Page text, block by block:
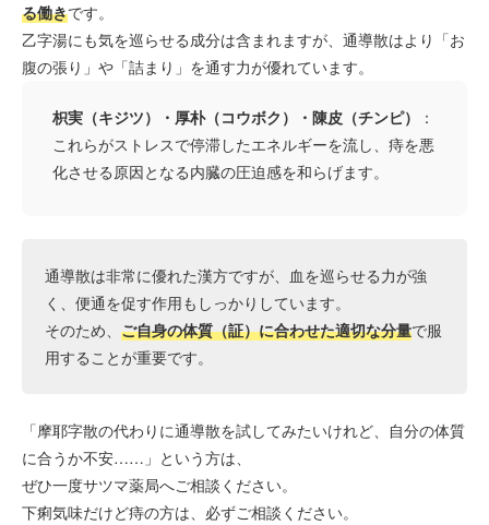
る働きです。
乙字湯にも気を巡らせる成分は含まれますが、通導散はより「お
腹の張り」や「詰まり」を通す力が優れています。
枳実（キジツ）・厚朴（コウボク）・陳皮（チンピ）
：
これらがストレスで停滞したエネルギーを流し、痔を悪
化させる原因となる内臓の圧迫感を和らげます。
通導散は非常に優れた漢方ですが、血を巡らせる力が強
く、便通を促す作用もしっかりしています。
そのため、 ご自身の体質（証）に合わせた適切な分量で服
用することが重要です。
「摩耶字散の代わりに通導散を試してみたいけれど、自分の体質
に合うか不安……」という方は、
ぜひ一度サツマ薬局へご相談ください。
下痢気味だけど痔の方は、必ずご相談ください。